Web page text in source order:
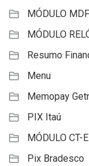
MÓDULO
MÓDULO
Resumo
Menu
Memopay
PIX Itaú
MÓDULO CT-E
Pix Bradesco